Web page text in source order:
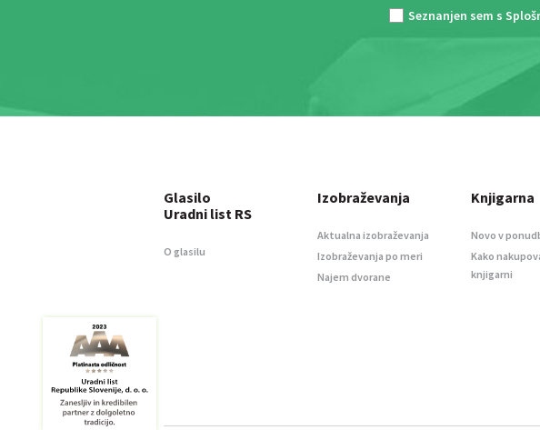
Seznanjen sem s
Glasilo
Uradni list RS
O glasilu
Izobraževanja
Aktualna izobraževanja
Izobraževanja po meri
Najem dvorane
Knjigarna
Novo v
Kako
knjigarni